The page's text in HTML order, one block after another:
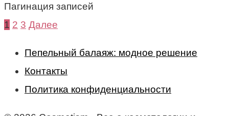
Пагинация записей
1 2 3 Далее
Пепельный балаяж: модное решение
Контакты
Политика конфиденциальности